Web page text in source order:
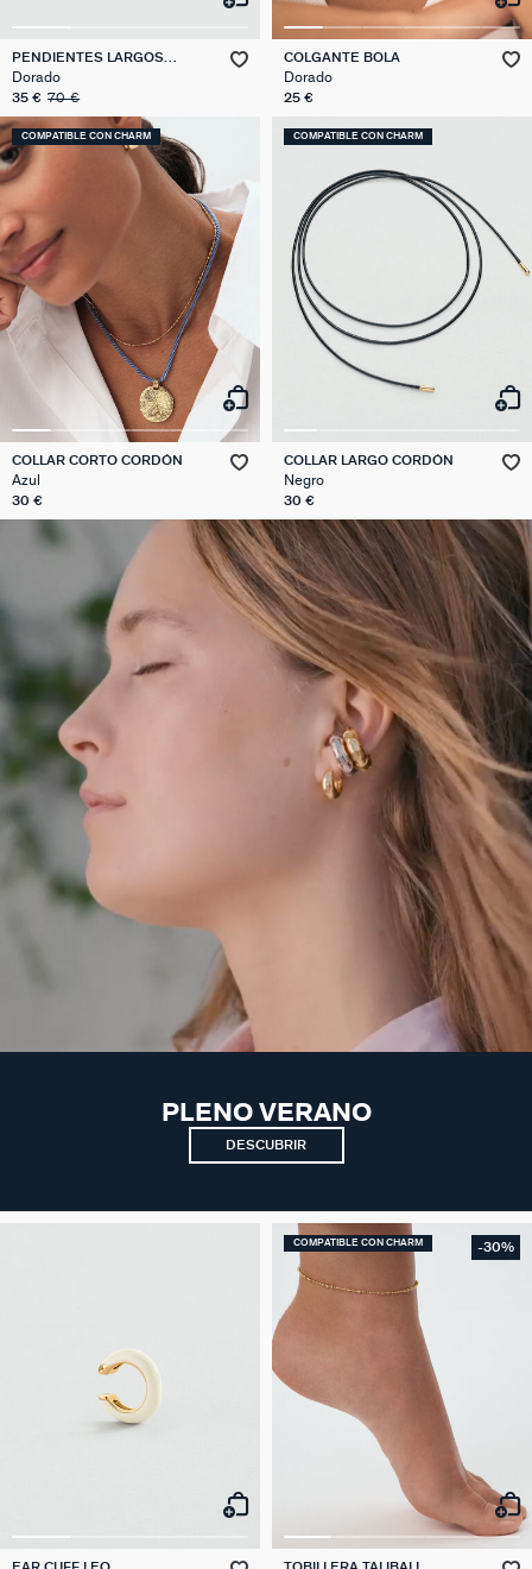
PENDIENTES LARGOS
DESIREE
Dorado
35 € 70 €
COLGANTE BOLA
Dorado
25 €
COMPATIBLE CON CHARM
COLLAR CORTO CORDÓN
Azul
30 €
COMPATIBLE CON CHARM
COLLAR LARGO CORDÓN
Negro
30 €
PLENO VERANO
DESCUBRIR
COMPATIBLE CON CHARM -30%